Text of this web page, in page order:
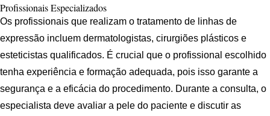
Profissionais Especializados
Os profissionais que realizam o tratamento de linhas de
expressão incluem dermatologistas, cirurgiões plásticos e
esteticistas qualificados. É crucial que o profissional escolhido
tenha experiência e formação adequada, pois isso garante a
segurança e a eficácia do procedimento. Durante a consulta, o
especialista deve avaliar a pele do paciente e discutir as